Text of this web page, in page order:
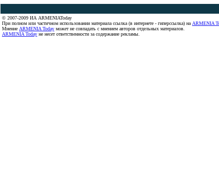
© 2007-2009 ИА ARMENIAToday
При полном или частичном использовании материала ссылка (в интернете - гиперссылка) на ARMENIA
Мнение ARMENIA Today может не совпадать с мнением авторов отдельных материалов.
ARMENIA Today не несет ответственности за содержание рекламы.